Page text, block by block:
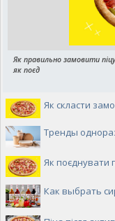
Як правильно замовити
як поєд
Як скласти
Тренды
Як поєднувати
Как выбрать